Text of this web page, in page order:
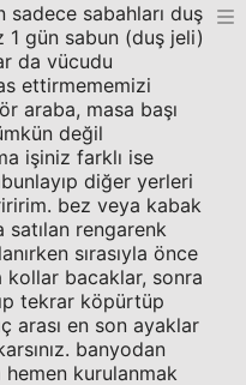
sadece sabahları duş
1 gün sabun (duş jeli)
da vücudu
ettirmememizi
araba, masa başı
değil
işiniz farklı ise
diğer yerleri
bez veya kabak
rengarenk
sırasıyla önce
kollar bacaklar, sonra
tekrar köpürtüp
arası en son ayaklar
banyodan
hemen kurulanmak